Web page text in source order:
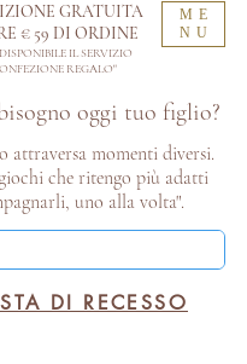
ME
NU
oggi tuo figlio?
GRATUITA
€ 59 DI ORDINE​
IL SERVIZIO
REGALO"
attraversa momenti diversi.
che ritengo più adatti
uno alla volta".
DI RECESSO